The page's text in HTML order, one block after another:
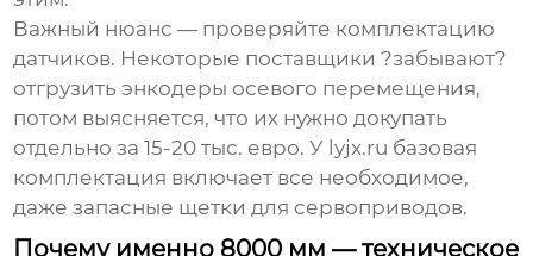
Важный нюанс — проверяйте комплектацию
датчиков. Некоторые поставщики ?забывают?
отгрузить энкодеры осевого перемещения,
потом выясняется, что их нужно докупать
отдельно за 15-20 тыс. евро. У lyjx.ru базовая
комплектация включает все необходимое,
даже запасные щетки для сервоприводов.
Почему именно 8000 мм — техническое